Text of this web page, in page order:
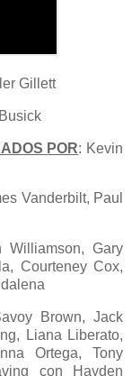
Gillett
POR: Kevin
Vanderbilt, Paul
Williamson, Gary
Courteney Cox,
Brown, Jack
Liana Liberato,
Ortega, Tony
con Hayden